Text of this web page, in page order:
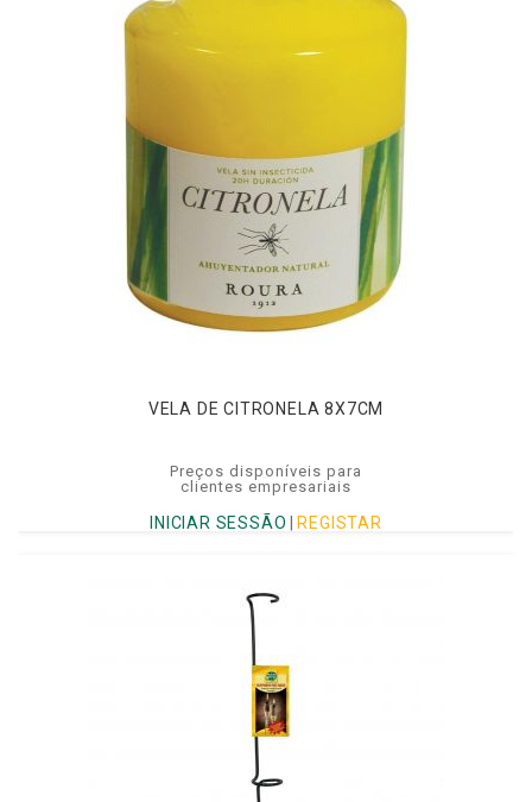
VELA DE CITRONELA 8X7CM
Preços disponíveis para
clientes empresariais
INICIAR SESSÃO REGISTAR